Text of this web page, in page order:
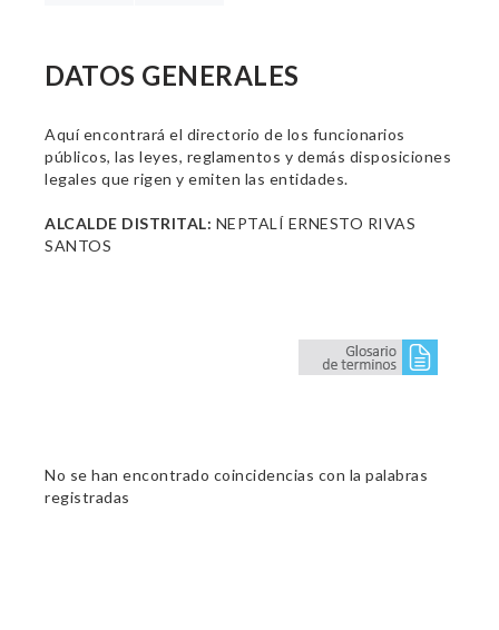
DATOS GENERALES
Aquí encontrará el directorio de los funcionarios
públicos, las leyes, reglamentos y demás disposiciones
legales que rigen y emiten las entidades.
ALCALDE DISTRITAL: NEPTALÍ ERNESTO RIVAS
SANTOS
No se han encontrado coincidencias con la palabras
registradas